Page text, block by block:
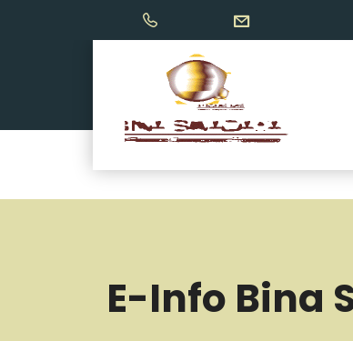
E-Info Bina